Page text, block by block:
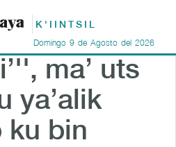
K'IINTSIL
Domingo 9 de Agosto del 2026
ma’ uts
ya’alik
ku bin